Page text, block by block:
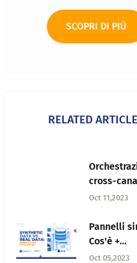
SCOPRI DI PIÙ
RELATED
cross-
e come si
Oct 11,2023
Pannelli
Cos'è +
Oct 05,2023